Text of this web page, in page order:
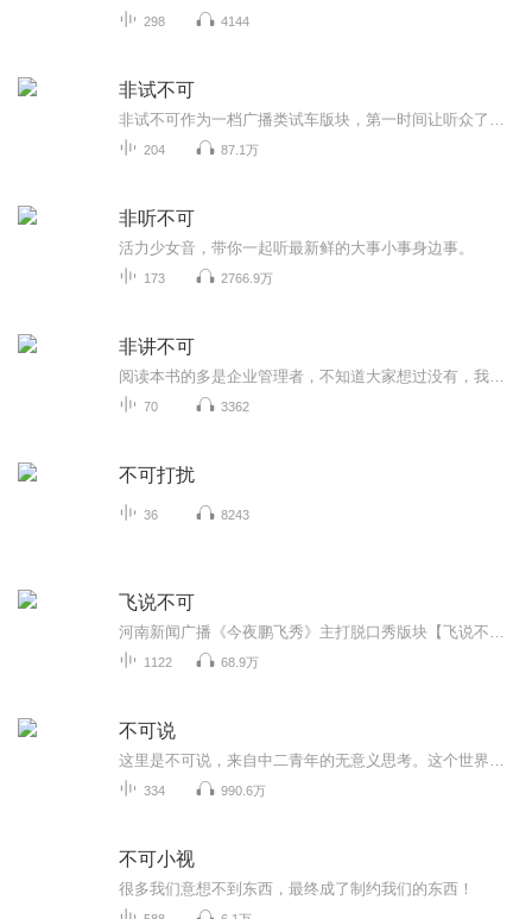
298 4144
非试不可
204 87.1万
非听不可
活力少女音，带你一起听最新鲜的大事小事身边事。
173 2766.9万
非讲不可
70 3362
不可打扰
36 8243
飞说不可
1122 68.9万
不可说
334 990.6万
不可小视
很多我们意想不到东西，最终成了制约我们的东西！